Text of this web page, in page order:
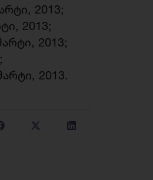
2013;
2013;
2013;
2013.